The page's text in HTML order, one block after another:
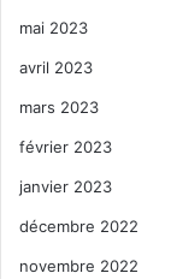
mai 2023
avril 2023
mars 2023
février 2023
janvier 2023
décembre 2022
novembre 2022